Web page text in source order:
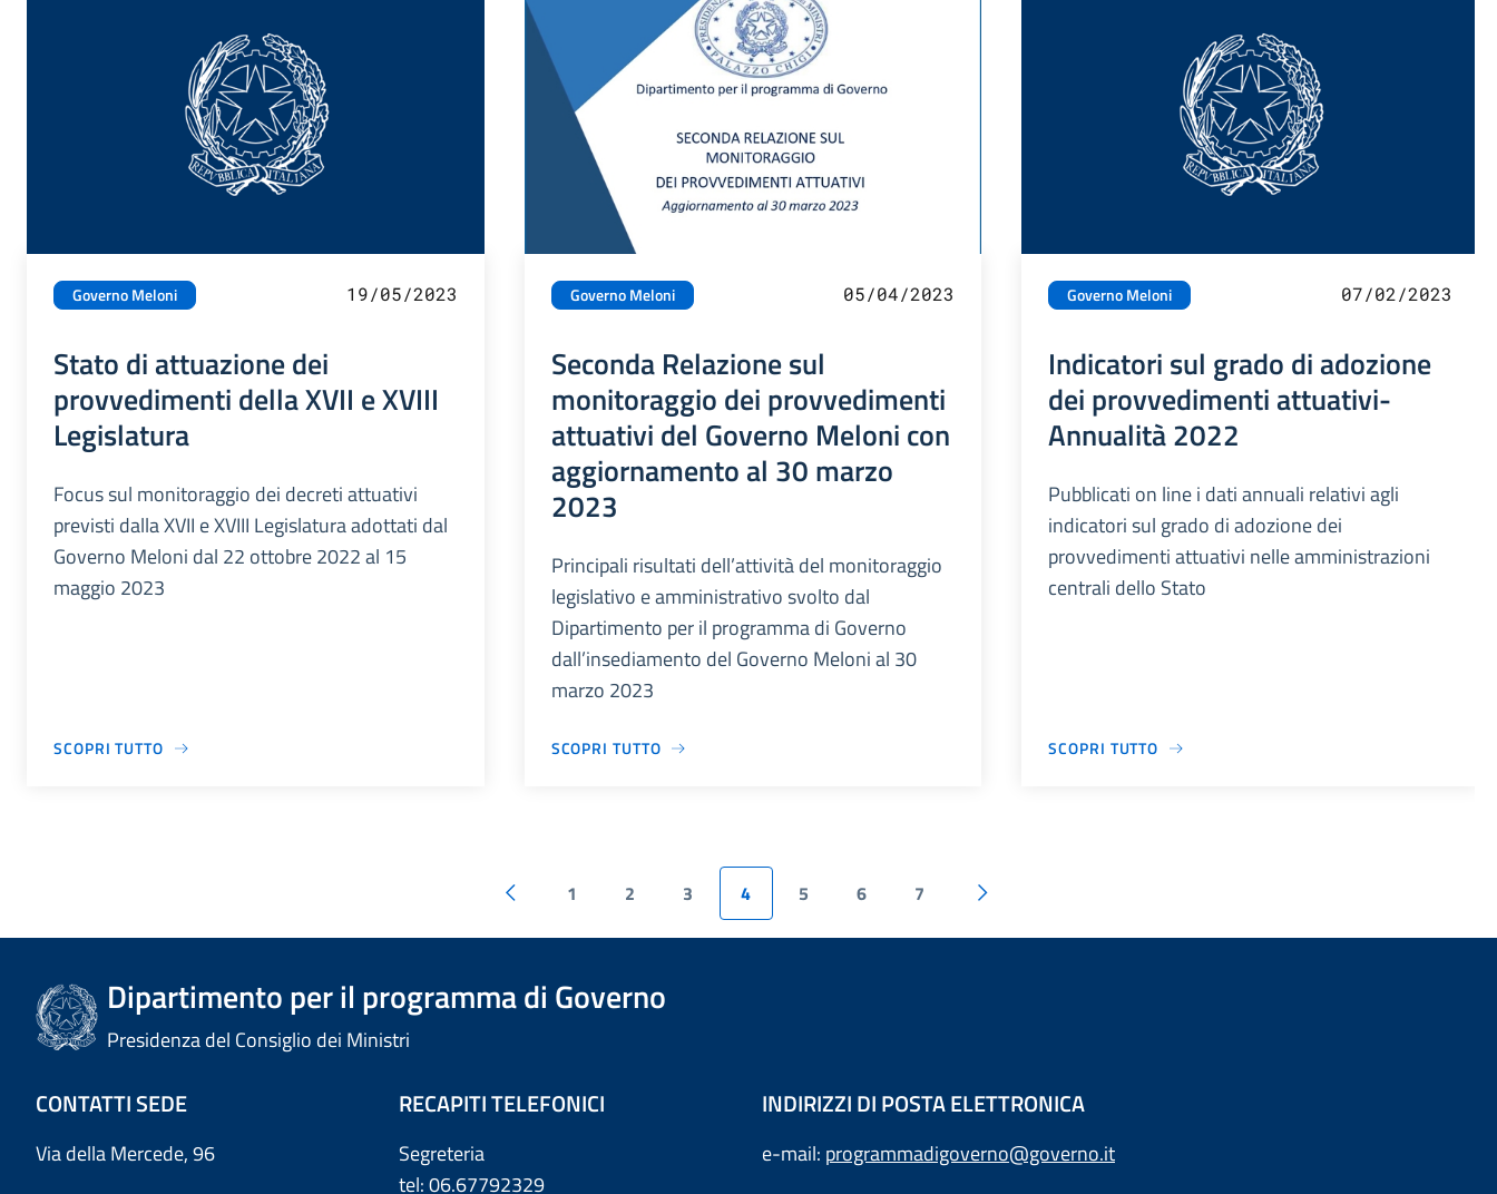
Governo Meloni 19/05/2023
Stato di attuazione dei
provvedimenti della XVII e XVIII
Legislatura
Focus sul monitoraggio dei decreti attuativi
previsti dalla XVII e XVIII Legislatura adottati dal
Governo Meloni dal 22 ottobre 2022 al 15
maggio 2023
SCOPRI TUTTO
Governo Meloni 05/04/2023
Seconda Relazione sul
monitoraggio dei provvedimenti
attuativi del Governo Meloni con
aggiornamento al 30 marzo
2023
Principali risultati dell’attività del monitoraggio
legislativo e amministrativo svolto dal
Dipartimento per il programma di Governo
dall’insediamento del Governo Meloni al 30
marzo 2023
SCOPRI TUTTO
Governo Meloni 07/02/2023
Indicatori sul grado di adozione
dei provvedimenti attuativi-
Annualità 2022
Pubblicati on line i dati annuali relativi agli
indicatori sul grado di adozione dei
provvedimenti attuativi nelle amministrazioni
centrali dello Stato
SCOPRI TUTTO
1 2 3 4 5 6 7
Dipartimento per il programma di Governo
Presidenza del Consiglio dei Ministri
CONTATTI SEDE
Via della Mercede, 96
RECAPITI TELEFONICI
Segreteria
tel: 06.67792329
INDIRIZZI DI POSTA ELETTRONICA
e-mail: programmadigoverno@governo.it